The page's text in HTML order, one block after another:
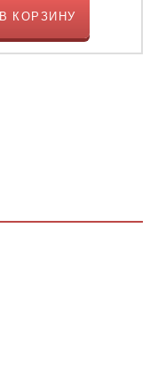
В КОРЗИНУ